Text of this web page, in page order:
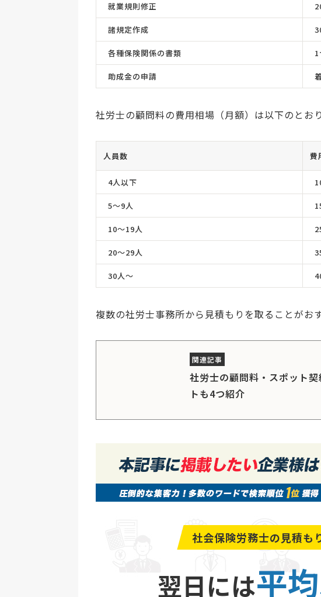
就業規則修正
諸規定作成
各種保険関係の書類
助成金の申請
社労士の顧問料の費用相場（月額）は以下のとお
人員数 費
4人以下
5〜9人
10〜19人
20〜29人
30人〜
複数の社労士事務所から見積もりを取ることがお
社労士の顧問料・スポット
トも4つ紹介
社会保険労務士の見積も
翌日には平